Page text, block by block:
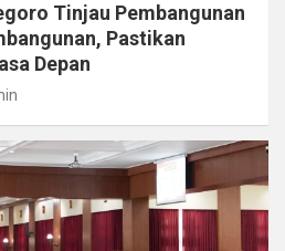
Tinjau Pembangunan
Pastikan
Depan